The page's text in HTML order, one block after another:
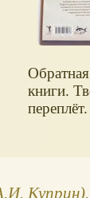
книги.
переплёт.
Куприн).